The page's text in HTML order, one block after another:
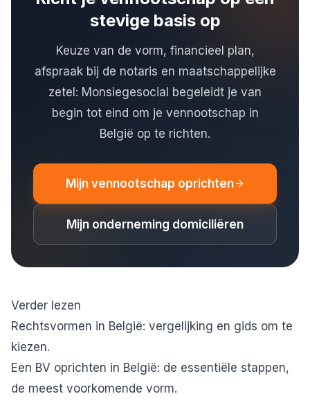
stevige basis op
Keuze van de vorm, financieel plan,
afspraak bij de notaris en maatschappelijke
zetel: Monsiegesocial begeleidt je van
begin tot eind om je vennootschap in
België op te richten.
Mijn vennootschap oprichten
Mijn onderneming domiciliëren
Verder lezen
Rechtsvormen in België: vergelijking en gids om te
kiezen.
Een BV oprichten in België: de essentiële stappen,
de meest voorkomende vorm.